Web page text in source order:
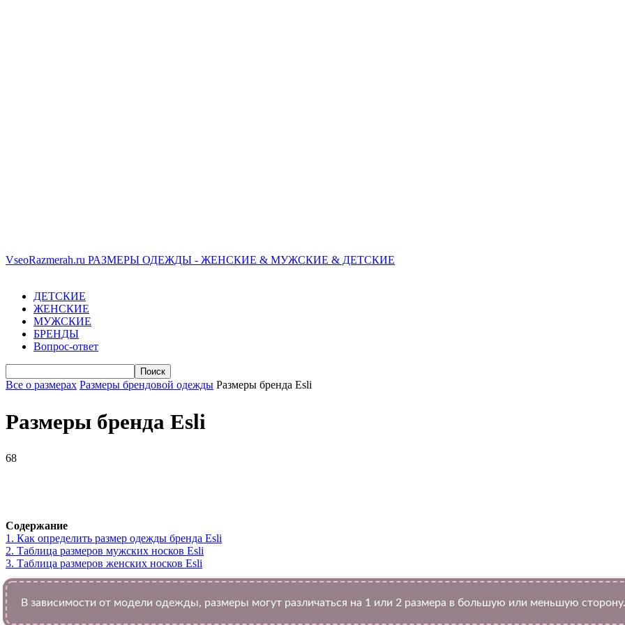
VseoRazmerah.ru РАЗМЕРЫ ОДЕЖДЫ - ЖЕНСКИЕ & МУЖСКИЕ & ДЕТСКИЕ
ДЕТСКИЕ
ЖЕНСКИЕ
МУЖСКИЕ
БРЕНДЫ
Вопрос-ответ
Все о размерах Размеры брендовой одежды Размеры бренда Esli
Размеры бренда Esli
68
Содержание
1. Как определить размер одежды брендa Esli
2. Таблица размеров мужских носков Esli
3. Таблица размеров женских носков Esli
В зависимости от модели одежды, размеры могут различаться на 1 или 2 размера в большую или меньшую сторону.